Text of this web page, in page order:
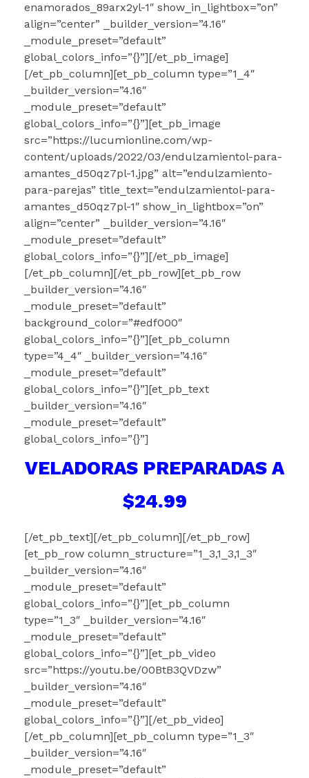
enamorados_89arx2yl-1″ show_in_lightbox=”on”
align=”center” _builder_version=”4.16″
_module_preset=”default”
global_colors_info=”{}”][/et_pb_image]
[/et_pb_column][et_pb_column type=”1_4″
_builder_version=”4.16″
_module_preset=”default”
global_colors_info=”{}”][et_pb_image
src=”https://lucumionline.com/wp-
content/uploads/2022/03/endulzamientol-para-
amantes_d50qz7pl-1.jpg” alt=”endulzamiento-
para-parejas” title_text=”endulzamientol-para-
amantes_d50qz7pl-1″ show_in_lightbox=”on”
align=”center” _builder_version=”4.16″
_module_preset=”default”
global_colors_info=”{}”][/et_pb_image]
[/et_pb_column][/et_pb_row][et_pb_row
_builder_version=”4.16″
_module_preset=”default”
background_color=”#edf000″
global_colors_info=”{}”][et_pb_column
type=”4_4″ _builder_version=”4.16″
_module_preset=”default”
global_colors_info=”{}”][et_pb_text
_builder_version=”4.16″
_module_preset=”default”
global_colors_info=”{}”]
VELADORAS PREPARADAS A
$24.99
[/et_pb_text][/et_pb_column][/et_pb_row]
[et_pb_row column_structure=”1_3,1_3,1_3″
_builder_version=”4.16″
_module_preset=”default”
global_colors_info=”{}”][et_pb_column
type=”1_3″ _builder_version=”4.16″
_module_preset=”default”
global_colors_info=”{}”][et_pb_video
src=”https://youtu.be/00BtB3QVDzw”
_builder_version=”4.16″
_module_preset=”default”
global_colors_info=”{}”][/et_pb_video]
[/et_pb_column][et_pb_column type=”1_3″
_builder_version=”4.16″
_module_preset=”default”